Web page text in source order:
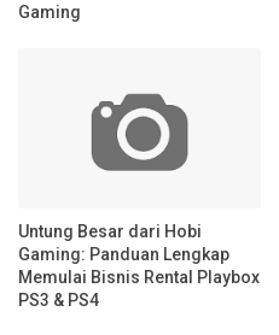
Gaming
Untung Besar dari Hobi
Gaming: Panduan Lengkap
Memulai Bisnis Rental Playbox
PS3 & PS4